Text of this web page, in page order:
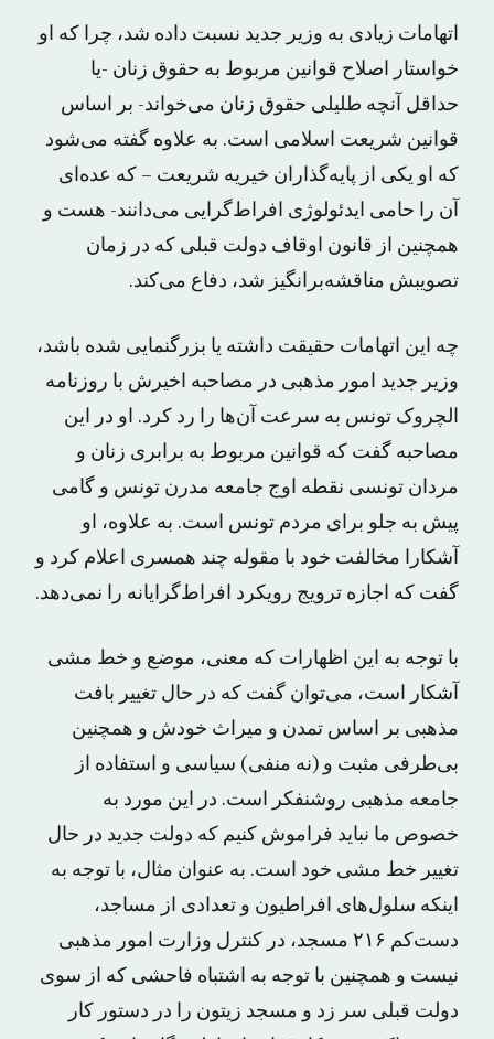
اتهامات زیادی به وزیر جدید نسبت داده شد، چرا که او
خواستار اصلاح قوانین مربوط به حقوق زنان -یا
حداقل آنچه طلیلی حقوق زنان می‌خواند- بر اساس
قوانین شریعت اسلامی است. به علاوه گفته می‌شود
که او یکی از پایه‌گذاران خیریه شریعت – که عده‌ای
آن را حامی ایدئولوژی افراط‌گرایی می‌دانند- هست و
همچنین از قانون اوقاف دولت قبلی که در زمان
تصویبش مناقشه‌برانگیز شد، دفاع می‌کند.
چه این اتهامات حقیقت داشته یا بزر‌گنمایی شده باشد،
وزیر جدید امور مذهبی در مصاحبه‌ اخیرش با روزنامه
الچروک تونس به سرعت آن‌ها را رد کرد. او در این
مصاحبه گفت که قوانین مربوط به برابری زنان و
مردان تونسی نقطه اوج جامعه مدرن تونس و گامی
پیش به جلو برای مردم تونس است. به علاوه، او
آشکارا مخالفت خود با مقوله چند همسری اعلام کرد و
گفت که اجازه ترویج رویکرد افراط‌گرایانه را نمی‌دهد.
با توجه به این اظهارات که معنی، موضع و خط مشی‌
آشکار است، می‌توان گفت که در حال تغییر بافت
مذهبی بر اساس تمدن و میراث خودش و همچنین
بی‌طرفی مثبت و (نه منفی) سیاسی و استفاده از
جامعه مذهبی روشنفکر است. در این مورد به
خصوص ما نباید فراموش کنیم که دولت جدید در حال
تغییر خط مشی خود است. به عنوان مثال، با توجه به
اینکه سلول‌های افراطیون و تعدادی از مساجد،
دست‌کم ۲۱۶ مسجد، در کنترل وزارت امور مذهبی
نیست و همچنین با توجه به اشتباه فاحشی که از سوی
دولت قبلی سر زد و مسجد زیتون را در دستور کار